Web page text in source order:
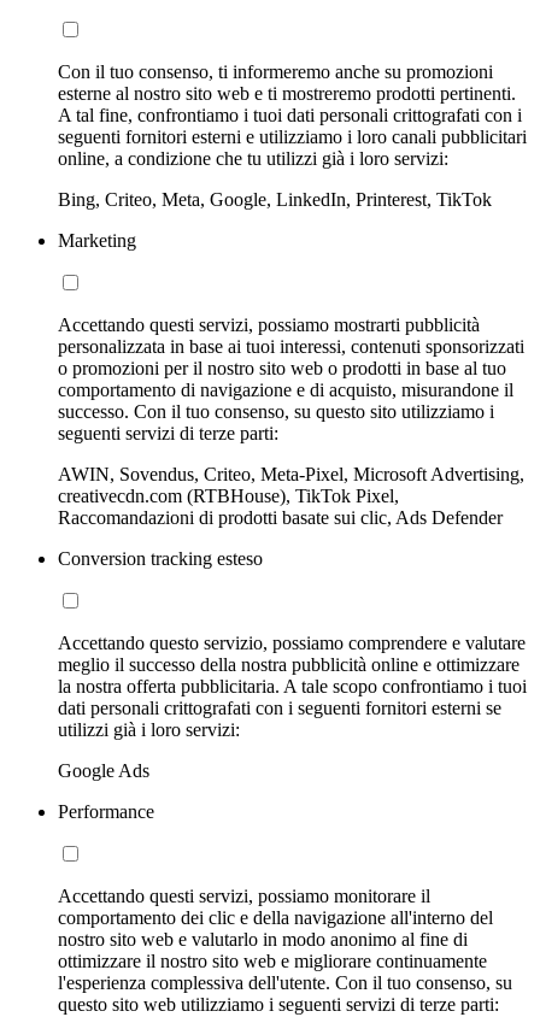
Con il tuo consenso, ti informeremo anche su promozioni
esterne al nostro sito web e ti mostreremo prodotti pertinenti.
A tal fine, confrontiamo i tuoi dati personali crittografati con i
seguenti fornitori esterni e utilizziamo i loro canali pubblicitari
online, a condizione che tu utilizzi già i loro servizi:
Bing, Criteo, Meta, Google, LinkedIn, Printerest, TikTok
Marketing
Accettando questi servizi, possiamo mostrarti pubblicità
personalizzata in base ai tuoi interessi, contenuti sponsorizzati
o promozioni per il nostro sito web o prodotti in base al tuo
comportamento di navigazione e di acquisto, misurandone il
successo. Con il tuo consenso, su questo sito utilizziamo i
seguenti servizi di terze parti:
AWIN, Sovendus, Criteo, Meta-Pixel, Microsoft Advertising,
creativecdn.com (RTBHouse), TikTok Pixel,
Raccomandazioni di prodotti basate sui clic, Ads Defender
Conversion tracking esteso
Accettando questo servizio, possiamo comprendere e valutare
meglio il successo della nostra pubblicità online e ottimizzare
la nostra offerta pubblicitaria. A tale scopo confrontiamo i tuoi
dati personali crittografati con i seguenti fornitori esterni se
utilizzi già i loro servizi:
Google Ads
Performance
Accettando questi servizi, possiamo monitorare il
comportamento dei clic e della navigazione all'interno del
nostro sito web e valutarlo in modo anonimo al fine di
ottimizzare il nostro sito web e migliorare continuamente
l'esperienza complessiva dell'utente. Con il tuo consenso, su
questo sito web utilizziamo i seguenti servizi di terze parti: